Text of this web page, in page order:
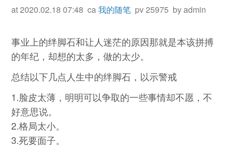
at 2020.02.18 07:48 ca我的随笔 pv 25975 by admin
事业上的绊脚石和让人迷茫的原因那就是本该拼搏
的年纪，却想的太多，做的太少。
总结以下几点人生中的绊脚石，以示警戒
1.脸皮太薄，明明可以争取的一些事情却不愿，不
好意思说。
2.格局太小。
3.死要面子。